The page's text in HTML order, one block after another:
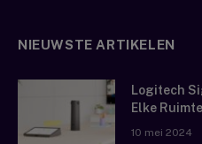
NIEUWSTE ARTIKELEN
Logitech
Elke Ruimte
10 mei 2024